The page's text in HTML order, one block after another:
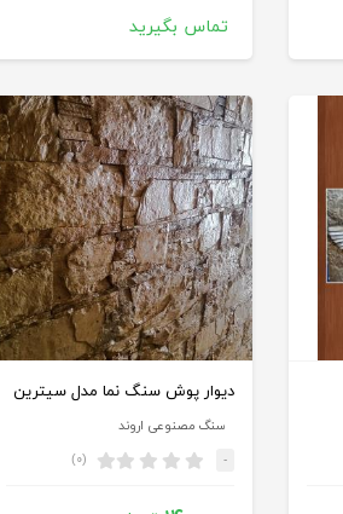
تماس بگیرید
دیوار پوش سنگ نما مدل سیترین
سنگ مصنوعی اروند
- (۰)